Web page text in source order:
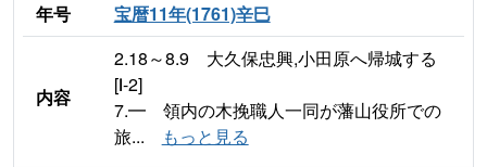
年号 宝暦11年(1761)辛巳
内容
2.18～8.9 大久保忠興,小田原へ帰城する
[Ⅰ-2]
7.━ 領内の木挽職人一同が藩山役所での
旅...
もっと見る